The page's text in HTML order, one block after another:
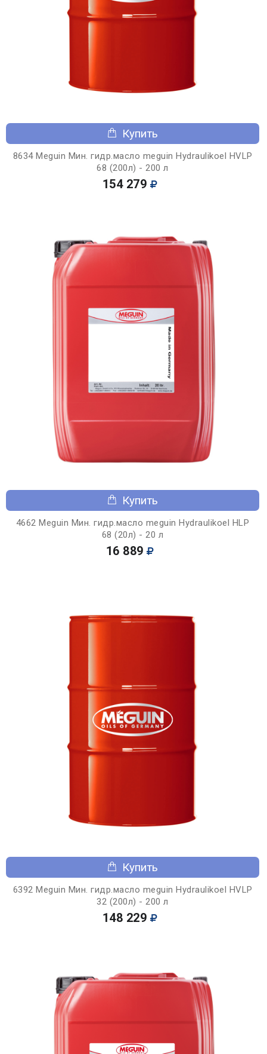
Купить
8634 Meguin Мин. гидр.масло meguin Hydraulikoel HVLP
68 (200л) - 200 л
154 279
Купить
4662 Meguin Мин. гидр.масло meguin Hydraulikoel HLP
68 (20л) - 20 л
16 889
Купить
6392 Meguin Мин. гидр.масло meguin Hydraulikoel HVLP
32 (200л) - 200 л
148 229